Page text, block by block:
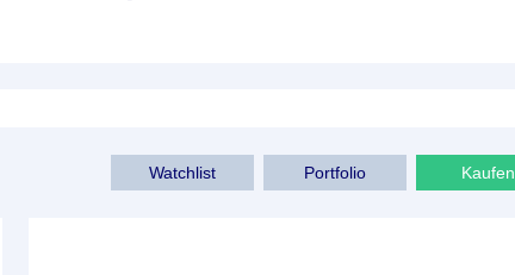
Kaufen
Portfolio
Watchlist